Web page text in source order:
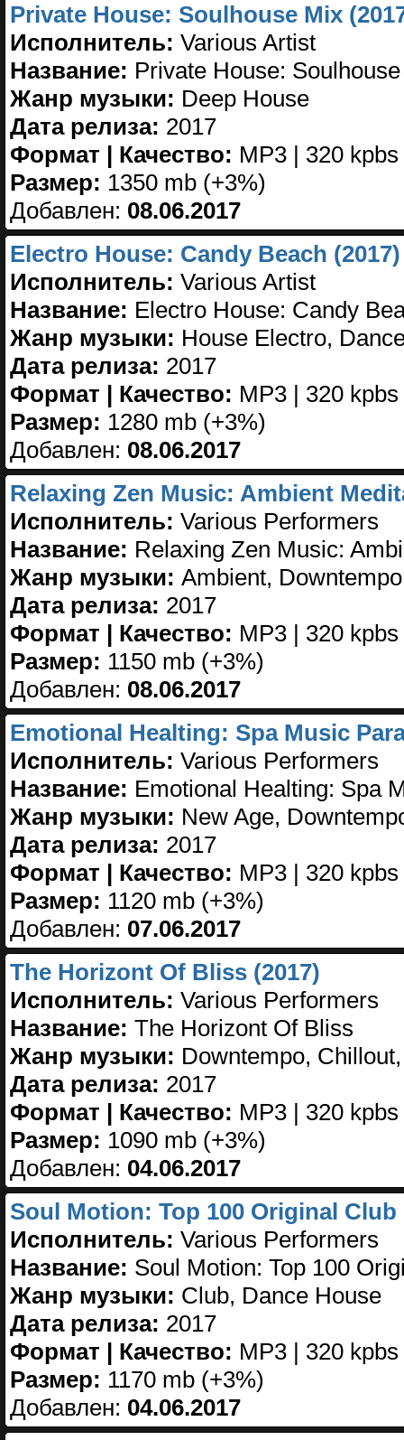
Private House: Soulhouse Mix
Исполнитель: Various Artist
Название: Private House:
Жанр музыки: Deep House
Дата релиза: 2017
Формат | Качество: MP3 | 320 kpbs
Размер: 1350 mb (+3%)
Добавлен: 08.06.2017
Electro House: Candy Beach (2017)
Исполнитель: Various Artist
Название: Electro House: Candy
Жанр музыки: House Electro,
Дата релиза: 2017
Формат | Качество: MP3 | 320 kpbs
Размер: 1280 mb (+3%)
Добавлен: 08.06.2017
Relaxing Zen Music: Ambient
Исполнитель: Various Performers
Название: Relaxing Zen Music:
Жанр музыки: Ambient,
Дата релиза: 2017
Формат | Качество: MP3 | 320 kpbs
Размер: 1150 mb (+3%)
Добавлен: 08.06.2017
Emotional Healting: Spa Music
Исполнитель: Various Performers
Название: Emotional Healting: Spa
Жанр музыки: New Age,
Дата релиза: 2017
Формат | Качество: MP3 | 320 kpbs
Размер: 1120 mb (+3%)
Добавлен: 07.06.2017
The Horizont Of Bliss (2017)
Исполнитель: Various Performers
Название: The Horizont Of Bliss
Жанр музыки: Downtempo,
Дата релиза: 2017
Формат | Качество: MP3 | 320 kpbs
Размер: 1090 mb (+3%)
Добавлен: 04.06.2017
Soul Motion: Top 100 Original Club
Исполнитель: Various Performers
Название: Soul Motion: Top 100
Жанр музыки: Club, Dance House
Дата релиза: 2017
Формат | Качество: MP3 | 320 kpbs
Размер: 1170 mb (+3%)
Добавлен: 04.06.2017